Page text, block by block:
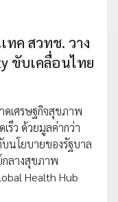
ทค สวทช. วาง
ขับเคลื่อนไทย
ดเศรษฐกิจสุขภาพ
ร็ว ด้วยมูลค่ากว่า
นโยบายของรัฐบาล
กลางสุขภาพ
Health Hub